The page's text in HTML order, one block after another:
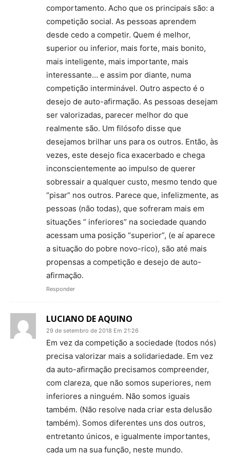
comportamento. Acho que os principais são: a
competição social. As pessoas aprendem
desde cedo a competir. Quem é melhor,
superior ou inferior, mais forte, mais bonito,
mais inteligente, mais importante, mais
interessante… e assim por diante, numa
competição interminável. Outro aspecto é o
desejo de auto-afirmação. As pessoas desejam
ser valorizadas, parecer melhor do que
realmente são. Um filósofo disse que
desejamos brilhar uns para os outros. Então, às
vezes, este desejo fica exacerbado e chega
inconscientemente ao impulso de querer
sobressair a qualquer custo, mesmo tendo que
“pisar” nos outros. Parece que, infelizmente, as
pessoas (não todas), que sofreram mais em
situações ” inferiores” na sociedade quando
acessam uma posição “superior”, (e aí aparece
a situação do pobre novo-rico), são até mais
propensas a competição e desejo de auto-
afirmação.
Responder
LUCIANO DE AQUINO
29 de setembro de 2018 Em 21:26
Em vez da competição a sociedade (todos nós)
precisa valorizar mais a solidariedade. Em vez
da auto-afirmação precisamos compreender,
com clareza, que não somos superiores, nem
inferiores a ninguém. Não somos iguais
também. (Não resolve nada criar esta delusão
também). Somos diferentes uns dos outros,
entretanto únicos, e igualmente importantes,
cada um na sua função, neste mundo.